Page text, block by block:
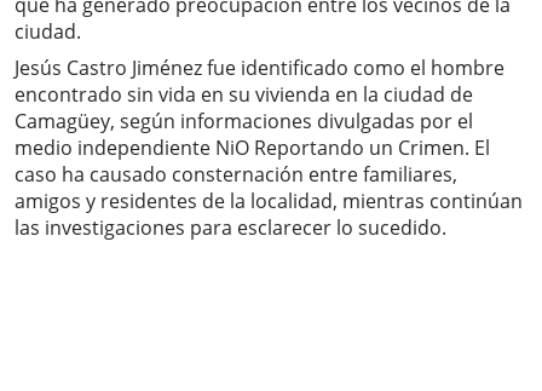
ciudad.
Jesús Castro Jiménez fue identificado como el hombre
encontrado sin vida en su vivienda en la ciudad de
Camagüey, según informaciones divulgadas por el
medio independiente NiO Reportando un Crimen. El
caso ha causado consternación entre familiares,
amigos y residentes de la localidad, mientras continúan
las investigaciones para esclarecer lo sucedido.